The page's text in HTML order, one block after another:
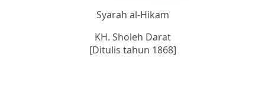
Syarah al-Hikam
KH. Sholeh Darat
[Ditulis tahun 1868]